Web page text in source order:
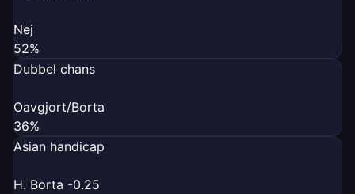
Nej
52%
Dubbel chans
Oavgjort/Borta
36%
Asian handicap
H. Borta -0.25